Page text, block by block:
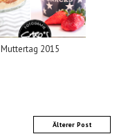
Muttertag 2015
Älterer Post